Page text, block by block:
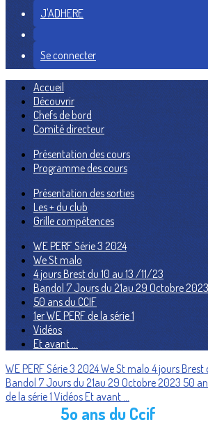
J'ADHERE
Se connecter
Accueil
Découvrir
Chefs de bord
Comité directeur
Présentation des cours
Programme des cours
Présentation des sorties
Les + du club
Grille compétences
WE PERF Série 3 2024
We St malo
4 jours Brest du 10 au 13 /11/23
Bandol 7 Jours du 21au 29 Octobre 2023
50 ans du CCIF
1er WE PERF de la série 1
Vidéos
Et avant ...
WE PERF Série 3 2024We St malo 4 jours Brest
Bandol 7 Jours du 21au 29 Octobre 2023 50
de la série 1 VidéosEt avant ...
5o ans du Ccif